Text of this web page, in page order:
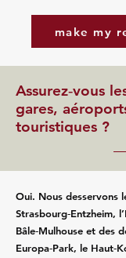
make my
Assurez‑vous
gares,
touristiques ?
Oui. Nous desservons
Strasbourg‑Entzheim,
Bâle‑Mulhouse et des
Europa‑Park, le